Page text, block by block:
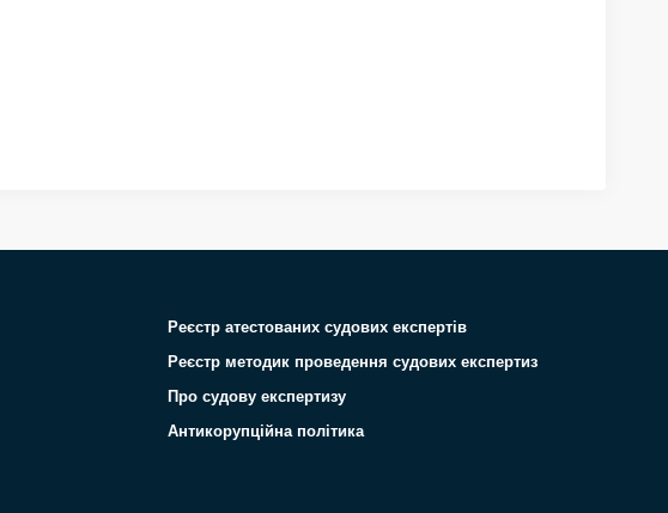
Реєстр атестованих судових експертів
Реєстр методик проведення судових експертиз
Про судову експертизу
Антикорупційна політика